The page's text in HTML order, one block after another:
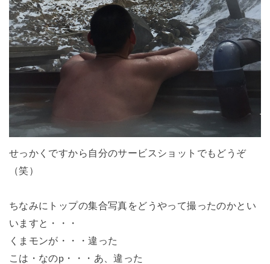
せっかくですから自分のサービスショットでもどうぞ
（笑）
ちなみにトップの集合写真をどうやって撮ったのかとい
いますと・・・
くまモンが・・・違った
こは・なのp・・・あ、違った